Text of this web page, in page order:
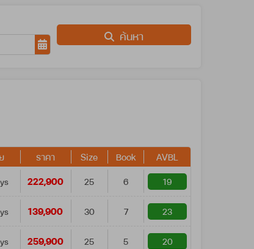
ค้นหา
ราคา Size Book AVBL
222,900 25 6 19
139,900 30 7 23
259,900 25 5 20